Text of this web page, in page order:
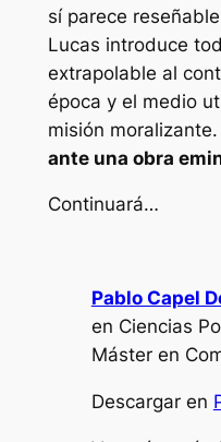
sí parece
Lucas introduce
extrapolable al
época y el medio
misión moralizante.
ante una obra
Continuará…
Pablo Capel
en Ciencias
Máster en
Descargar en